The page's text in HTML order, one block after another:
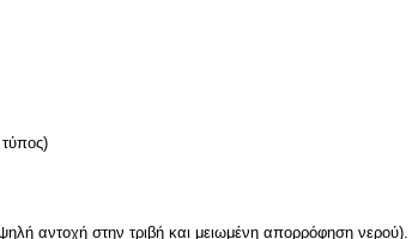
αντοχή στην τριβή και μειωμένη απορρόφηση νερού).